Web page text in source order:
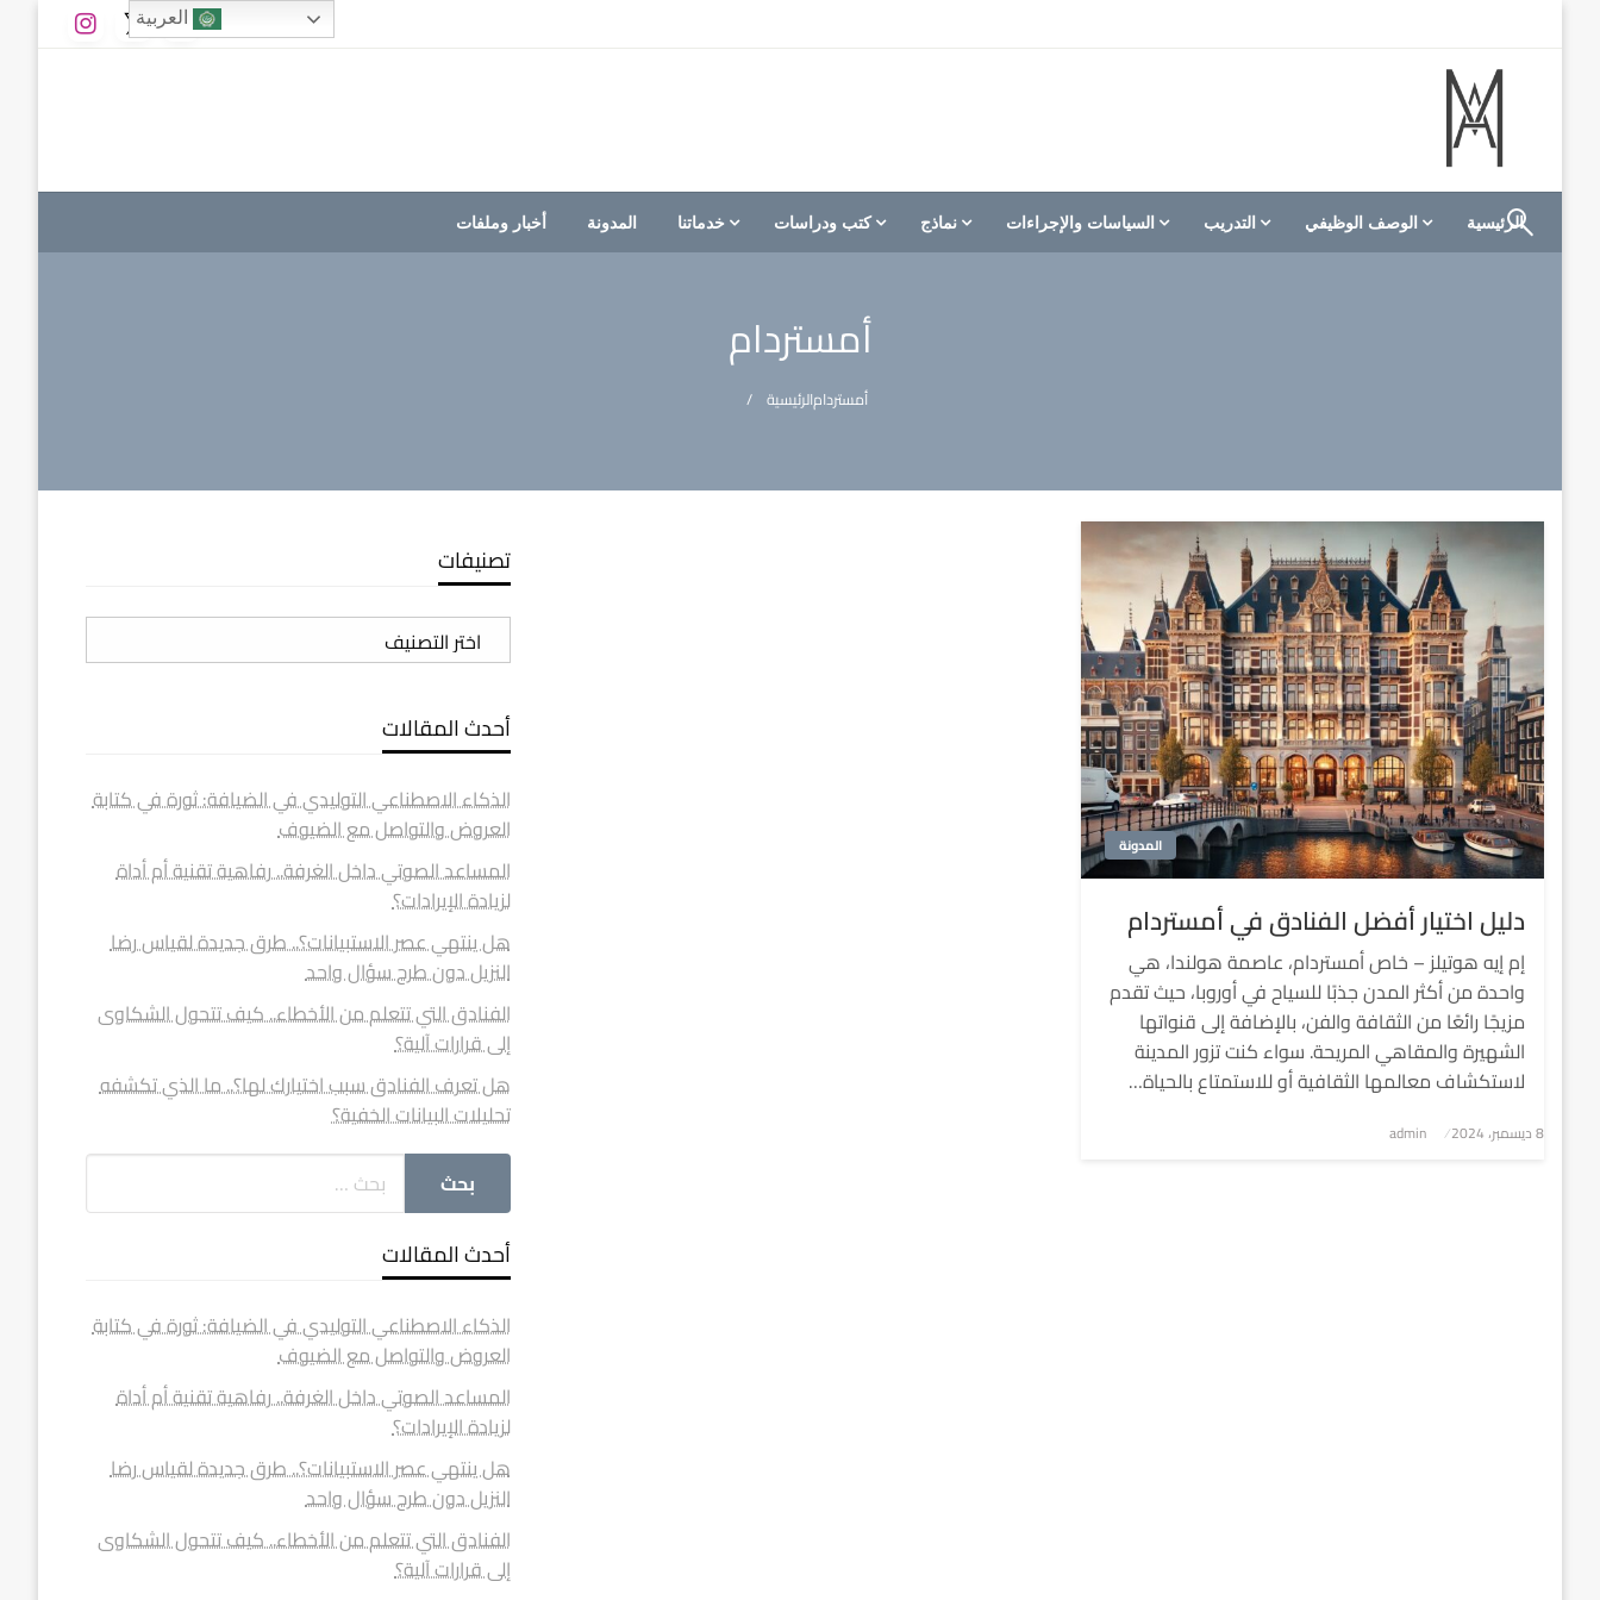
M A hotels | إم ايه هوتيلز
الموقع الأول للعاملين في الفنادق في العالم العربي
الرئيسية الوصف الوظيفي التدريب السياسات والإجراءات نماذج كتب ودراسات خدماتنا المدونة أخبار وملفات
أمستردام
الرئيسيةأمستردام
المدونة
دليل اختيار أفضل الفنادق في أمستردام
إم إيه هوتيلز – خاص أمستردام، عاصمة هولندا، هي
واحدة من أكثر المدن جذبًا للسياح في أوروبا، حيث تقدم
مزيجًا رائعًا من الثقافة والفن، بالإضافة إلى قنواتها
الشهيرة والمقاهي المريحة. سواء كنت تزور المدينة
لاستكشاف معالمها الثقافية أو للاستمتاع بالحياة…
نُشر
8 ديسمبر، 2024 admin
تصنيفات
تصنيفات
أحدث المقالات
الذكاء الاصطناعي التوليدي في الضيافة: ثورة في كتابة
العروض والتواصل مع الضيوف
المساعد الصوتي داخل الغرفة.. رفاهية تقنية أم أداة
لزيادة الإيرادات؟
هل ينتهي عصر الاستبيانات؟.. طرق جديدة لقياس رضا
النزيل دون طرح سؤال واحد
الفنادق التي تتعلم من الأخطاء.. كيف تتحول الشكاوى
إلى قرارات آلية؟
هل تعرف الفنادق سبب اختيارك لها؟.. ما الذي تكشفه
تحليلات البيانات الخفية؟
أحدث المقالات
الذكاء الاصطناعي التوليدي في الضيافة: ثورة في كتابة
العروض والتواصل مع الضيوف
المساعد الصوتي داخل الغرفة.. رفاهية تقنية أم أداة
لزيادة الإيرادات؟
هل ينتهي عصر الاستبيانات؟.. طرق جديدة لقياس رضا
النزيل دون طرح سؤال واحد
الفنادق التي تتعلم من الأخطاء.. كيف تتحول الشكاوى
إلى قرارات آلية؟
العربية